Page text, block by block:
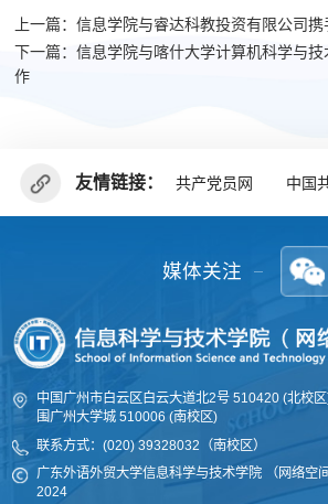
上一篇：信息学院与睿达科教投资有限公司
下一篇：信息学院与喀什大学计算机科学与
作
友情链接： 共产党员网 中国
中国广州市白云区白云大道北2号 510420 (北校
围广州大学城 510006 (南校区)
联系方式：(020) 39328032（南校区）
广东外语外贸大学信息科学与技术学院 （网络空
2024
媒体关注